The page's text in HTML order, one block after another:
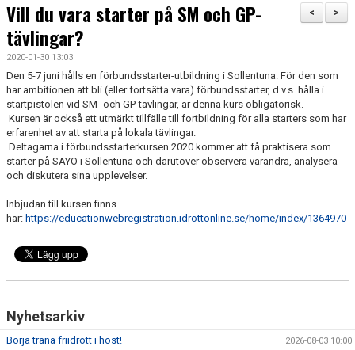
ÅRSMÖTE
ÅRSBERÄTTELSE OCH VERKSAMHETSPLAN
BÖRJA TRÄNA FRIIDROTT
FAQ
MEDLEMSINFO
ARRANGEMANG
SOMMARFRIIDROTTSSKOLAN
STATISTIK
>
<
Vill du vara starter på SM och GP-
tävlingar?
2020-01-30 13:03
Den 5-7 juni hålls en förbundsstarter-utbildning i Sollentuna. För den som
har ambitionen att bli (eller fortsätta vara) förbundsstarter, d.v.s. hålla i
startpistolen vid SM- och GP-tävlingar, är denna kurs obligatorisk.
Kursen är också ett utmärkt tillfälle till fortbildning för alla starters som har
erfarenhet av att starta på lokala tävlingar.
Deltagarna i förbundsstarterkursen 2020 kommer att få praktisera som
starter på SAYO i Sollentuna och därutöver observera varandra, analysera
och diskutera sina upplevelser.
Inbjudan till kursen finns
här: https://educationwebregistration.idrottonline.se/home/index/1364970
Nyhetsarkiv
Börja träna friidrott i höst! 2026-08-03 10:00